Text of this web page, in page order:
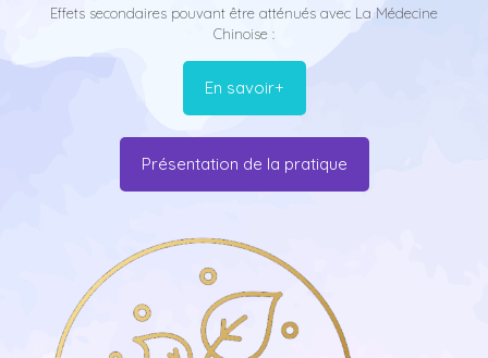
Effets secondaires pouvant être atténués avec La Médecine
Chinoise :
En savoir+
Présentation de la pratique